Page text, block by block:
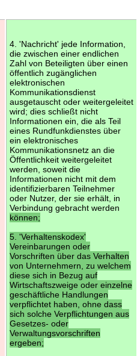
4. 'Nachricht' jede Information,
die zwischen einer endlichen
Zahl von Beteiligten über einen
öffentlich zugänglichen
elektronischen
Kommunikationsdienst
ausgetauscht oder weitergeleitet
wird; dies schließt nicht
Informationen ein, die als Teil
eines Rundfunkdienstes über
ein elektronisches
Kommunikationsnetz an die
Öffentlichkeit weitergeleitet
werden, soweit die
Informationen nicht mit dem
identifizierbaren Teilnehmer
oder Nutzer, der sie erhält, in
Verbindung gebracht werden
können;
5. 'Verhaltenskodex'
Vereinbarungen oder
Vorschriften über das Verhalten
von Unternehmern, zu welchem
diese sich in Bezug auf
Wirtschaftszweige oder einzelne
geschäftliche Handlungen
verpflichtet haben, ohne dass
sich solche Verpflichtungen aus
Gesetzes- oder
Verwaltungsvorschriften
ergeben;